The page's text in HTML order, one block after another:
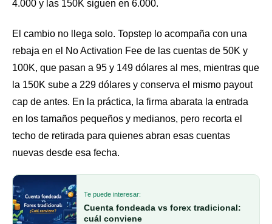
4.000 y las 150K siguen en 6.000.
El cambio no llega solo. Topstep lo acompaña con una
rebaja en el No Activation Fee de las cuentas de 50K y
100K, que pasan a 95 y 149 dólares al mes, mientras que
la 150K sube a 229 dólares y conserva el mismo payout
cap de antes. En la práctica, la firma abarata la entrada
en los tamaños pequeños y medianos, pero recorta el
techo de retirada para quienes abran esas cuentas
nuevas desde esa fecha.
Te puede interesar:
Cuenta fondeada vs forex tradicional:
cuál conviene